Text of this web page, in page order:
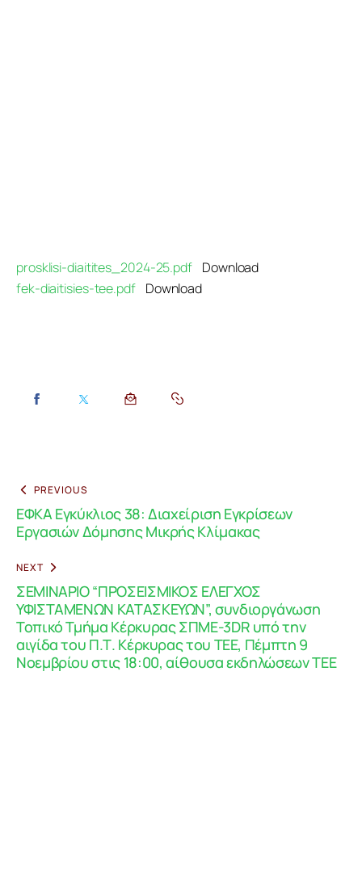
prosklisi-diaitites_2024-25.pdf Download
fek-diaitisies-tee.pdf Download
PREVIOUS
ΕΦΚΑ Εγκύκλιος 38: Διαχείριση Εγκρίσεων
Εργασιών Δόμησης Μικρής Κλίμακας
NEXT
ΣΕΜΙΝΑΡΙΟ “ΠΡΟΣΕΙΣΜΙΚΟΣ ΕΛΕΓΧΟΣ
ΥΦΙΣΤΑΜΕΝΩΝ ΚΑΤΑΣΚΕΥΩΝ”, συνδιοργάνωση
Τοπικό Τμήμα Κέρκυρας ΣΠΜΕ-3DR υπό την
αιγίδα του Π.Τ. Κέρκυρας του ΤΕΕ, Πέμπτη 9
Νοεμβρίου στις 18:00, αίθουσα εκδηλώσεων ΤΕΕ